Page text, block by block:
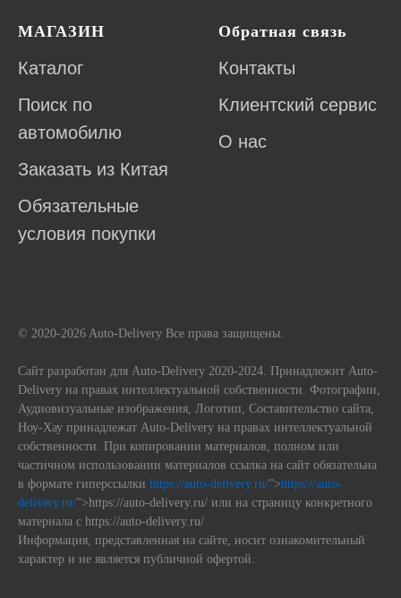
МАГАЗИН
Каталог
Поиск по
автомобилю
Заказать из Китая
Обязательные
условия покупки
Обратная связь
Контакты
Клиентский сервис
О нас
© 2020-2026 Auto-Delivery Все права защищены.
Сайт разработан для Auto-Delivery 2020-2024. Принадлежит Auto-
Delivery на правах интеллектуальной собственности. Фотографии,
Аудиовизуальные изображения, Логотип, Составительство сайта,
Ноу-Хау принадлежат Auto-Delivery на правах интеллектуальной
собственности. При копировании материалов, полном или
частичном использовании материалов ссылка на сайт обязательна
в формате гиперссылки https://auto-delivery.ru/">https://auto-
delivery.ru/">https://auto-delivery.ru/ или на страницу конкретного
материала с https://auto-delivery.ru/
Информация, представленная на сайте, носит ознакомительный
характер и не является публичной офертой.